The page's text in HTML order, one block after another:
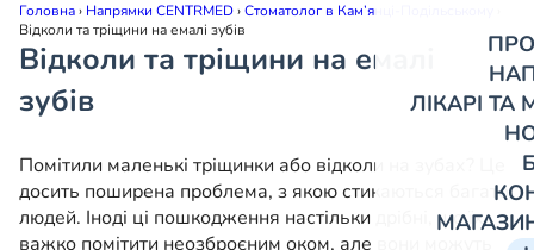
ЛІКАРІ
Головна› Напрямки CENTRMED›Стоматолог в Кам’янці-Подільському
Відколи та тріщини на емалі зубів
Відколи та тріщини на емалі
зубів
Помітили маленькі тріщинки або відколи на зубах? Це
досить поширена проблема, з якою стикаються багато
людей. Іноді ці пошкодження настільки дрібні, що їх
важко помітити неозброєним оком, але вони можуть